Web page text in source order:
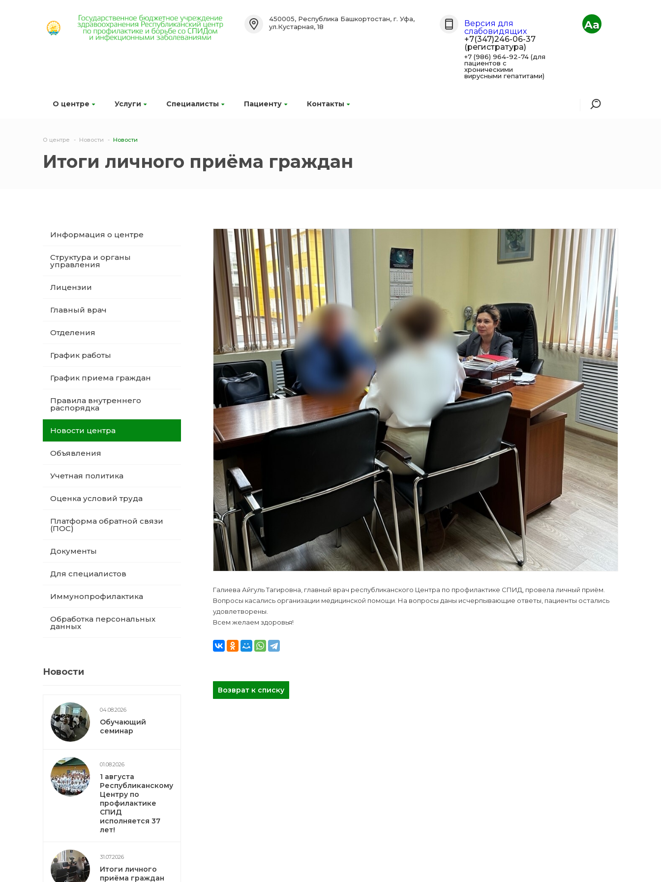
О центре Услуги Специалисты Пациенту Контакты
450005, Республика Башкортостан, г. Уфа,
ул.Кустарная, 18
Версия для
слабовидящих
+7(347)246-06-37
(регистратура)
+7 (986) 964-92-74 (для
пациентов с
хроническими
вирусными гепатитами)
Aa
О центре Новости Новости
Итоги личного приёма граждан
Информация о центре
Структура и органы
управления
Лицензии
Главный врач
Отделения
График работы
График приема граждан
Правила внутреннего
распорядка
Новости центра
Объявления
Учетная политика
Оценка условий труда
Платформа обратной связи
(ПОС)
Документы
Для специалистов
Иммунопрофилактика
Обработка персональных
данных
Новости
04.08.2026
Обучающий
семинар
01.08.2026
1 августа
Республиканскому
Центру по
профилактике
СПИД
исполняется 37
лет!
31.07.2026
Итоги личного
приёма граждан
Галиева Айгуль Тагировна, главный врач республиканского Центра по профилактике СПИД, провела личный приём.
Вопросы касались организации медицинской помощи. На вопросы даны исчерпывающие ответы, пациенты остались
удовлетворены.
Всем желаем здоровья!
Возврат к списку